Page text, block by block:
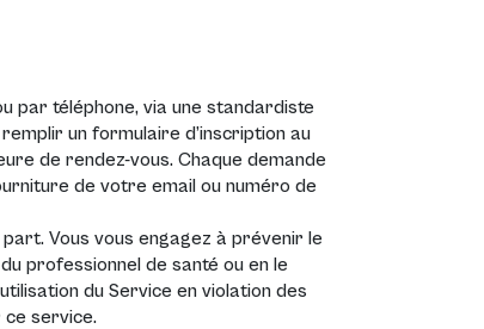
par téléphone, via une standardiste
un formulaire d’inscription au
de rendez-vous. Chaque demande
de votre email ou numéro de
Vous vous engagez à prévenir le
professionnel de santé ou en le
du Service en violation des
ce service.